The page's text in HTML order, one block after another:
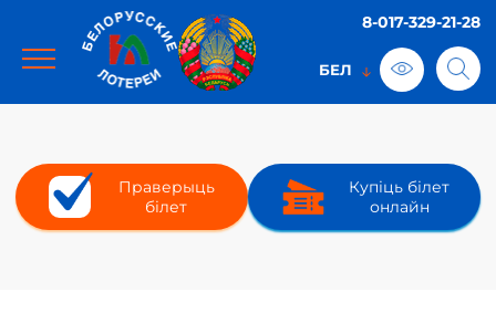
8-017-329-21-28
Праверыць
білет
Купіць білет
онлайн